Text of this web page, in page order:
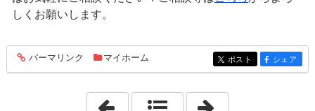
しくお願いします。
entry1510
パーマリンク マイホーム entry1510
ポスト entry1510
シェア
「2023年4月27日」